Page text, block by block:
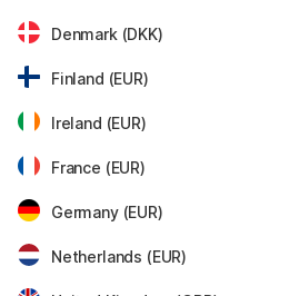
KUM
Denmark (DKK)
Finland (EUR)
Ireland (EUR)
France (EUR)
Germany (EUR)
Netherlands (EUR)